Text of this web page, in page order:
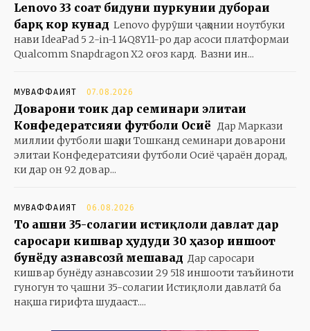
Lenovo 33 соат бидуни пуркунии дубораи
барқ кор кунад Lenovo фурӯши ҷаҳонии ноутбуки
нави IdeaPad 5 2-in-1 14Q8Y11-ро дар асоси платформаи
Qualcomm Snapdragon X2 оғоз кард. Вазни ин...
МУВАФФАҚИЯТ 07.08.2026
Доварони тоҷик дар семинари элитаи
Конфедератсияи футболи Осиё Дар Маркази
миллии футболи шаҳри Тошканд семинари доварони
элитаи Конфедератсияи футболи Осиё ҷараён дорад,
ки дар он 92 довар...
МУВАФФАҚИЯТ 06.08.2026
То ҷашни 35-солагии истиқлоли давлат дар
саросари кишвар ҳудуди 30 ҳазор иншоот
бунёду азнавсозӣ мешавад Дар саросари
кишвар бунёду азнавсозии 29 518 иншооти таъйиноти
гуногун то ҷашни 35-солагии Истиқлоли давлатӣ ба
нақша гирифта шудааст....